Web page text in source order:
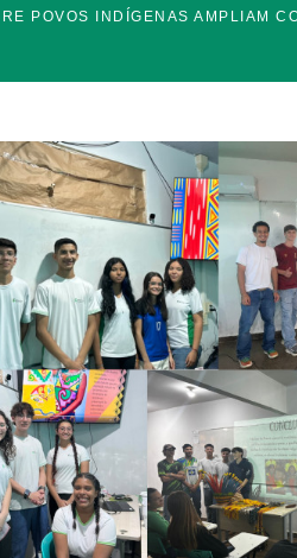
POVOS INDÍGENAS AMPLIAM